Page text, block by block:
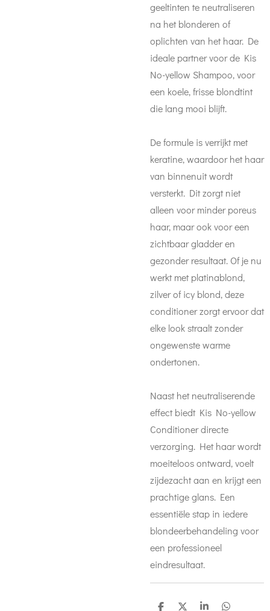
geeltinten te neutraliseren
na het blonderen of
oplichten van het haar. De
ideale partner voor de Kis
No-yellow Shampoo, voor
een koele, frisse blondtint
die lang mooi blijft.
De formule is verrijkt met
keratine, waardoor het haar
van binnenuit wordt
versterkt. Dit zorgt niet
alleen voor minder poreus
haar, maar ook voor een
zichtbaar gladder en
gezonder resultaat. Of je nu
werkt met platinablond,
zilver of icy blond, deze
conditioner zorgt ervoor dat
elke look straalt zonder
ongewenste warme
ondertonen.
Naast het neutraliserende
effect biedt Kis No-yellow
Conditioner directe
verzorging. Het haar wordt
moeiteloos ontward, voelt
zijdezacht aan en krijgt een
prachtige glans. Een
essentiële stap in iedere
blondeerbehandeling voor
een professioneel
eindresultaat.